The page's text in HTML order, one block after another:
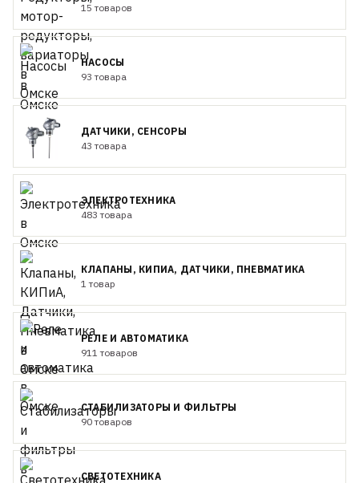
15 товаров
НАСОСЫ
93 товара
ДАТЧИКИ, СЕНСОРЫ
43 товара
ЭЛЕКТРОТЕХНИКА
483 товара
КЛАПАНЫ, КИПИА, ДАТЧИКИ, ПНЕВМАТИКА
1 товар
РЕЛЕ И АВТОМАТИКА
911 товаров
СТАБИЛИЗАТОРЫ И ФИЛЬТРЫ
90 товаров
СВЕТОТЕХНИКА